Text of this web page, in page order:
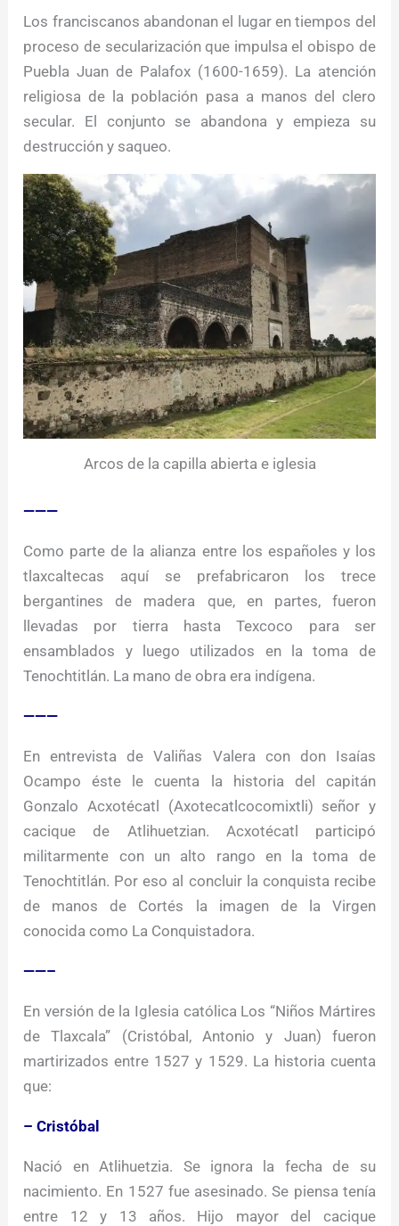
Los franciscanos abandonan el lugar en tiempos del
proceso de secularización que impulsa el obispo de
Puebla Juan de Palafox (1600-1659). La atención
religiosa de la población pasa a manos del clero
secular. El conjunto se abandona y empieza su
destrucción y saqueo.
Arcos de la capilla abierta e iglesia
———
Como parte de la alianza entre los españoles y los
tlaxcaltecas aquí se prefabricaron los trece
bergantines de madera que, en partes, fueron
llevadas por tierra hasta Texcoco para ser
ensamblados y luego utilizados en la toma de
Tenochtitlán. La mano de obra era indígena.
———
En entrevista de Valiñas Valera con don Isaías
Ocampo éste le cuenta la historia del capitán
Gonzalo Acxotécatl (Axotecatlcocomixtli) señor y
cacique de Atlihuetzian. Acxotécatl participó
militarmente con un alto rango en la toma de
Tenochtitlán. Por eso al concluir la conquista recibe
de manos de Cortés la imagen de la Virgen
conocida como La Conquistadora.
——–
En versión de la Iglesia católica Los “Niños Mártires
de Tlaxcala” (Cristóbal, Antonio y Juan) fueron
martirizados entre 1527 y 1529. La historia cuenta
que:
– Cristóbal
Nació en Atlihuetzia. Se ignora la fecha de su
nacimiento. En 1527 fue asesinado. Se piensa tenía
entre 12 y 13 años. Hijo mayor del cacique